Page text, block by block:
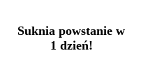
Suknia powstanie w
1 dzień!